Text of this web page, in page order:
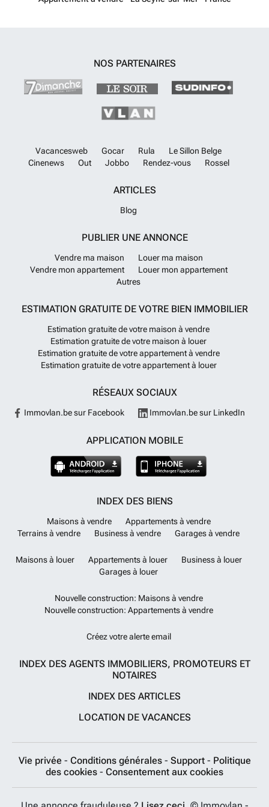
NOS PARTENAIRES
Vacancesweb Gocar Rula
Le Sillon Belge
Cinenews
Out Jobbo Rendez-vous Rossel
ARTICLES
Blog
PUBLIER UNE ANNONCE
Vendre ma maison
Louer ma maison
Vendre mon appartement
Louer mon appartement
Autres
ESTIMATION GRATUITE DE VOTRE BIEN IMMOBILIER
Estimation gratuite de votre maison à vendre
Estimation gratuite de votre maison à louer
Estimation gratuite de votre appartement à vendre
Estimation gratuite de votre appartement à louer
RÉSEAUX SOCIAUX
Immovlan.be sur Facebook Immovlan.be sur LinkedIn
APPLICATION MOBILE
INDEX DES BIENS
Maisons à vendre
Appartements à vendre
Terrains à vendre
Business à vendre Garages à vendre
Maisons à louer Appartements à louer
Business à louer
Garages à louer
Nouvelle construction: Maisons à vendre
Nouvelle construction: Appartements à vendre
Créez votre alerte email
INDEX DES AGENTS IMMOBILIERS, PROMOTEURS ET
NOTAIRES
INDEX DES ARTICLES
LOCATION DE VACANCES
Vie privée - Conditions générales - Support - Politique
des cookies - Consentement aux cookies